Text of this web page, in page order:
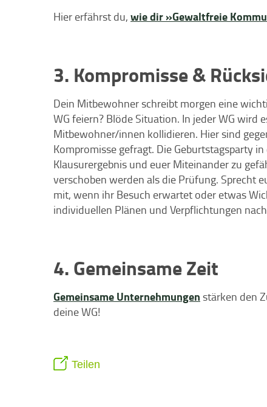
Hier erfährst du, wie dir »Gewaltfreie
3. Kompromisse &
Dein Mitbewohner schreibt morgen eine
WG feiern? Blöde Situation. In jeder WG wird
Mitbewohner/innen kollidieren. Hier sind
Kompromisse gefragt. Die Geburtstagsparty
Klausurergebnis und euer Miteinander zu
verschoben werden als die Prüfung. Sprecht
mit, wenn ihr Besuch erwartet oder etwas
individuellen Plänen und Verpflichtungen
4. Gemeinsame Zeit
Gemeinsame Unternehmungen stärken den
deine WG!
Teilen